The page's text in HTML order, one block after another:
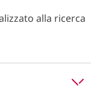
alla ricerca